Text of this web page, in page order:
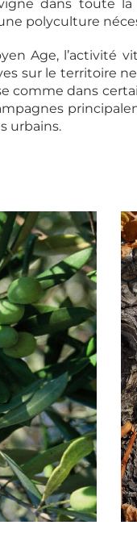
dans toute
polyculture
Age, l’activité
sur le territoire
comme dans
urbains.